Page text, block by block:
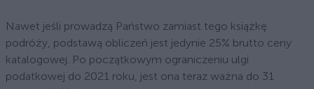
Nawet jeśli prowadzą Państwo zamiast tego książkę
podróży, podstawą obliczeń jest jedynie 25% brutto ceny
katalogowej. Po początkowym ograniczeniu ulgi
podatkowej do 2021 roku, jest ona teraz ważna do 31